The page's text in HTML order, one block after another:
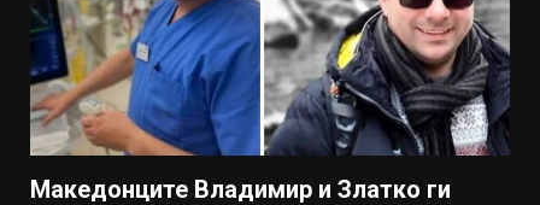
Македонците Владимир и Златко ги